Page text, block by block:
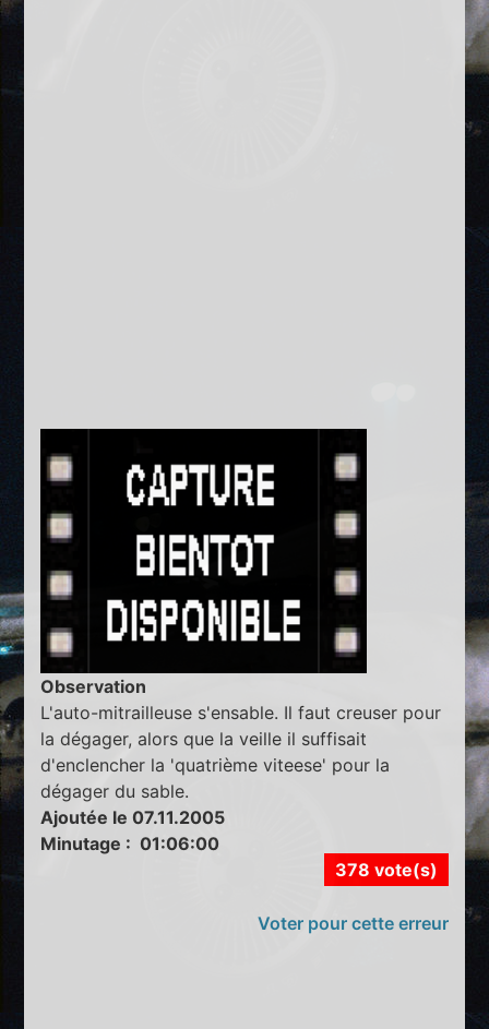
Observation
L'auto-mitrailleuse s'ensable. Il faut creuser pour
la dégager, alors que la veille il suffisait
d'enclencher la 'quatrième viteese' pour la
dégager du sable.
Ajoutée le 07.11.2005
Minutage : 01:06:00
378 vote(s)
Voter pour cette erreur